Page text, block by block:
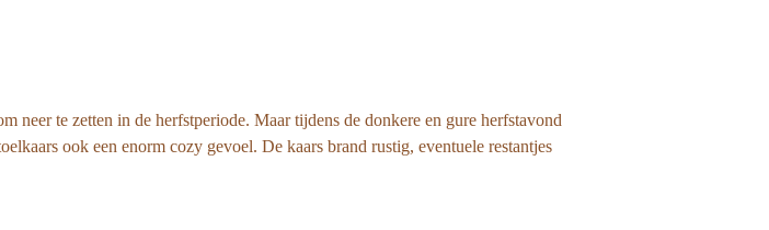
neer te zetten in de herfstperiode. Maar tijdens de donkere en gure herfstavond
ook een enorm cozy gevoel. De kaars brand rustig, eventuele restantjes